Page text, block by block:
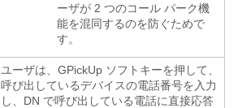
ーザが 2 つのコール パーク機
能を混同するのを防ぐためで
す。
ユーザは、GPickUp ソフトキーを押して、
呼び出しているデバイスの電話番号を入力
し、DN で呼び出している電話に直接応答